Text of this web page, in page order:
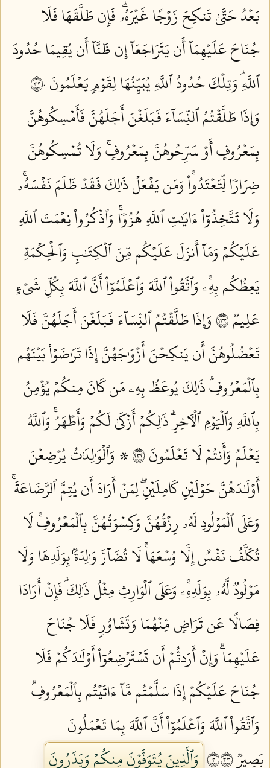
بَعۡدُ حَتَّىٰ تَنكِحَ زَوۡجًا غَيۡرَهُۥۗ فَإِن طَلَّقَهَا فَلَا
جُنَاحَ عَلَيۡهِمَآ أَن يَتَرَاجَعَآ إِن ظَنَّآ أَن يُقِيمَا حُدُودَ
ٱللَّهِۗ وَتِلۡكَ حُدُودُ ٱللَّهِ يُبَيِّنُهَا لِقَوۡمٖ يَعۡلَمُونَ ٢٣٠
وَإِذَا طَلَّقۡتُمُ ٱلنِّسَآءَ فَبَلَغۡنَ أَجَلَهُنَّ فَأَمۡسِكُوهُنَّ
بِمَعۡرُوفٍ أَوۡ سَرِّحُوهُنَّ بِمَعۡرُوفٖۚ وَلَا تُمۡسِكُوهُنَّ
ضِرَارٗا لِّتَعۡتَدُواْۚ وَمَن يَفۡعَلۡ ذَٰلِكَ فَقَدۡ ظَلَمَ نَفۡسَهُۥۚ
وَلَا تَتَّخِذُوٓاْ ءَايَٰتِ ٱللَّهِ هُزُوٗاۚ وَٱذۡكُرُواْ نِعۡمَتَ ٱللَّهِ
عَلَيۡكُمۡ وَمَآ أَنزَلَ عَلَيۡكُم مِّنَ ٱلۡكِتَٰبِ وَٱلۡحِكۡمَةِ
يَعِظُكُم بِهِۦۚ وَٱتَّقُواْ ٱللَّهَ وَٱعۡلَمُوٓاْ أَنَّ ٱللَّهَ بِكُلِّ شَيۡءٍ
عَلِيمٞ ٢٣١
وَإِذَا طَلَّقۡتُمُ ٱلنِّسَآءَ فَبَلَغۡنَ أَجَلَهُنَّ فَلَا
تَعۡضُلُوهُنَّ أَن يَنكِحۡنَ أَزۡوَٰجَهُنَّ إِذَا تَرَٰضَوۡاْ بَيۡنَهُم
بِٱلۡمَعۡرُوفِۗ ذَٰلِكَ يُوعَظُ بِهِۦ مَن كَانَ مِنكُمۡ يُؤۡمِنُ
بِٱللَّهِ وَٱلۡيَوۡمِ ٱلۡأٓخِرِۗ ذَٰلِكُمۡ أَزۡكَىٰ لَكُمۡ وَأَطۡهَرُۚ وَٱللَّهُ
يَعۡلَمُ وَأَنتُمۡ لَا تَعۡلَمُونَ ٢٣٢
۞ وَٱلۡوَٰلِدَٰتُ يُرۡضِعۡنَ
أَوۡلَٰدَهُنَّ حَوۡلَيۡنِ كَامِلَيۡنِۖ لِمَنۡ أَرَادَ أَن يُتِمَّ ٱلرَّضَاعَةَۚ
وَعَلَى ٱلۡمَوۡلُودِ لَهُۥ رِزۡقُهُنَّ وَكِسۡوَتُهُنَّ بِٱلۡمَعۡرُوفِۚ لَا
تُكَلَّفُ نَفۡسٌ إِلَّا وُسۡعَهَاۚ لَا تُضَآرَّ وَٰلِدَةُۢ بِوَلَدِهَا وَلَا
مَوۡلُودٞ لَّهُۥ بِوَلَدِهِۦۚ وَعَلَى ٱلۡوَارِثِ مِثۡلُ ذَٰلِكَۗ فَإِنۡ أَرَادَا
فِصَالًا عَن تَرَاضٖ مِّنۡهُمَا وَتَشَاوُرٖ فَلَا جُنَاحَ
عَلَيۡهِمَاۗ وَإِنۡ أَرَدتُّمۡ أَن تَسۡتَرۡضِعُوٓاْ أَوۡلَٰدَكُمۡ فَلَا
جُنَاحَ عَلَيۡكُمۡ إِذَا سَلَّمۡتُم مَّآ ءَاتَيۡتُم بِٱلۡمَعۡرُوفِۗ
وَٱتَّقُواْ ٱللَّهَ وَٱعۡلَمُوٓاْ أَنَّ ٱللَّهَ بِمَا تَعۡمَلُونَ
بَصِيرٞ ٢٣٣
وَٱلَّذِينَ يُتَوَفَّوۡنَ مِنكُمۡ وَيَذَرُونَ